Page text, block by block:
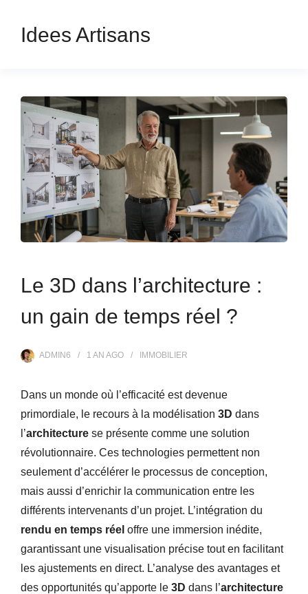
Idees Artisans
Le 3D dans l’architecture :
un gain de temps réel ?
ADMIN6 1 AN AGO IMMOBILIER
Dans un monde où l’efficacité est devenue
primordiale, le recours à la modélisation 3D dans
l’architecture se présente comme une solution
révolutionnaire. Ces technologies permettent non
seulement d’accélérer le processus de conception,
mais aussi d’enrichir la communication entre les
différents intervenants d’un projet. L’intégration du
rendu en temps réel offre une immersion inédite,
garantissant une visualisation précise tout en facilitant
les ajustements en direct. L’analyse des avantages et
des opportunités qu’apporte le 3D dans l’architecture